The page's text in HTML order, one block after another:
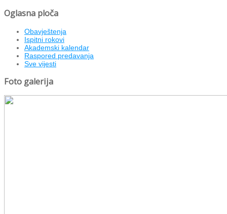
Oglasna ploča
Obavještenja
Ispitni rokovi
Akademski kalendar
Raspored predavanja
Sve vijesti
Foto galerija